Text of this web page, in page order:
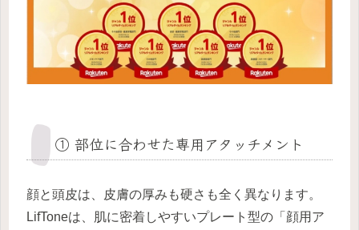
① 部位に合わせた専用アタッチメント
顔と頭皮は、皮膚の厚みも硬さも全く異なります。
LifToneは、肌に密着しやすいプレート型の「顔用ア